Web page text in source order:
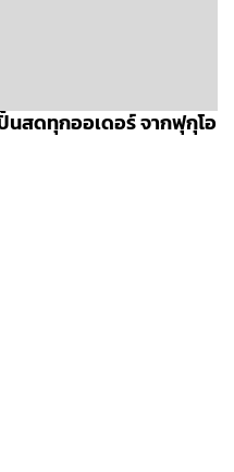
นสดทุกออเดอร์ จากฟุกุโอ